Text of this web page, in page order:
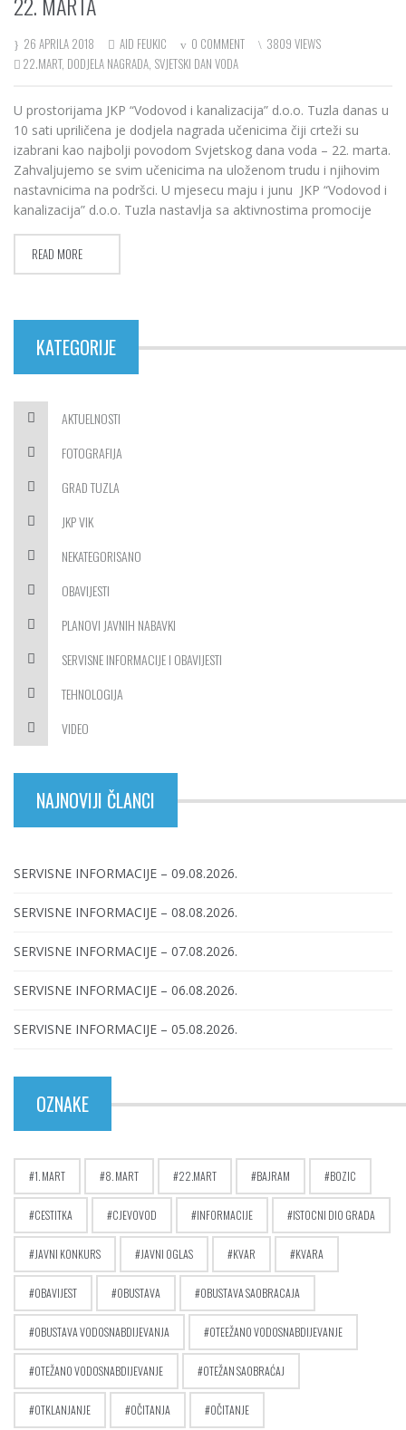
26 APRILA 2018 AID FEUKIC 0 COMMENT
3809 VIEWS
22.MART, DODJELA NAGRADA SVJETSKI DAN VODA
U prostorijama JKP “Vodovod i kanalizacija” d.o.o. Tuzla danas u
10 sati upriličena je dodjela nagrada učenicima čiji crteži su
izabrani kao najbolji povodom Svjetskog dana voda – 22. marta.
Zahvaljujemo se svim učenicima na uloženom trudu i njihovim
nastavnicima na podršci. U mjesecu maju i junu JKP “Vodovod i
kanalizacija” d.o.o. Tuzla nastavlja sa aktivnostima promocije
READ MORE
KATEGORIJE
AKTUELNOSTI
FOTOGRAFIJA
GRAD TUZLA
JKP VIK
NEKATEGORISANO
OBAVIJESTI
PLANOVI JAVNIH NABAVKI
SERVISNE INFORMACIJE I OBAVIJESTI
TEHNOLOGIJA
VIDEO
NAJNOVIJI ČLANCI
SERVISNE INFORMACIJE – 09.08.2026.
SERVISNE INFORMACIJE – 08.08.2026.
SERVISNE INFORMACIJE – 07.08.2026.
SERVISNE INFORMACIJE – 06.08.2026.
SERVISNE INFORMACIJE – 05.08.2026.
OZNAKE
1. MART 8. MART 22.MART BAJRAM BOZIC
CESTITKA CJEVOVOD INFORMACIJE ISTOCNI DIO GRADA
JAVNI KONKURS JAVNI OGLAS KVAR KVARA
OBAVIJEST OBUSTAVA OBUSTAVA SAOBRACAJA
OBUSTAVA VODOSNABDIJEVANJA OTEEŽANO VODOSNABDIJEVANJE
OTEŽANO VODOSNABDIJEVANJE OTEŽAN SAOBRAĆAJ
OTKLANJANJE OČITANJA OČITANJE